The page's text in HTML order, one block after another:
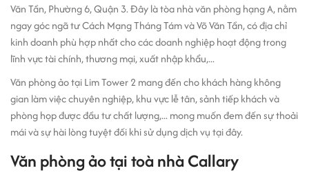
Văn Tần, Phường 6, Quận 3. Đây là tòa nhà văn phòng hạng A, nằm
ngay góc ngã tư Cách Mạng Tháng Tám và Võ Văn Tần, có địa chỉ
kinh doanh phù hợp nhất cho các doanh nghiệp hoạt động trong
lĩnh vực tài chính, thương mại, xuất nhập khẩu,...
Văn phòng ảo tại Lim Tower 2 mang đến cho khách hàng không
gian làm việc chuyên nghiệp, khu vực lễ tân, sảnh tiếp khách và
phòng họp được đầu tư chất lượng,... mong muốn đem đến sự thoải
mái và sự hài lòng tuyệt đối khi sử dụng dịch vụ tại đây.
Văn phòng ảo tại toà nhà Callary